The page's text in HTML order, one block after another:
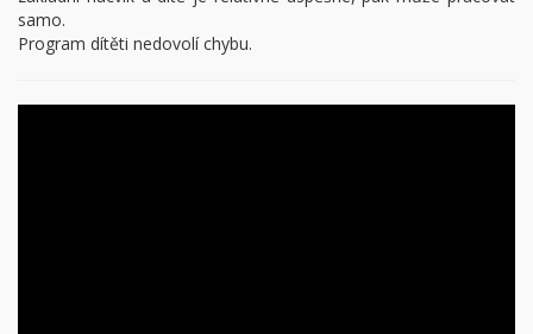
samo.
Program dítěti nedovolí chybu.